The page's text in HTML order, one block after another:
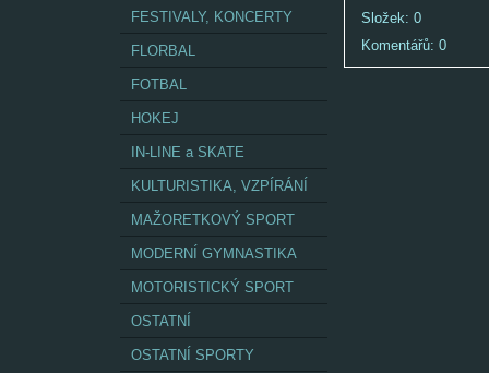
FESTIVALY, KONCERTY
FLORBAL
FOTBAL
HOKEJ
IN-LINE a SKATE
KULTURISTIKA, VZPÍRÁNÍ
MAŽORETKOVÝ SPORT
MODERNÍ GYMNASTIKA
MOTORISTICKÝ SPORT
OSTATNÍ
OSTATNÍ SPORTY
Složek: 0
Komentářů: 0